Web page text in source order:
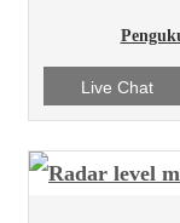
Live Chat